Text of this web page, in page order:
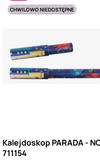
CHWILOWO NIEDOSTĘPNE
Kalejdoskop PARADA -
711154